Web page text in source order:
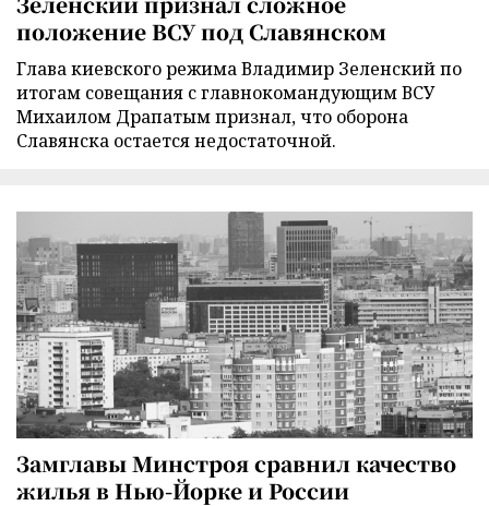
положение ВСУ под Славянском
Глава киевского режима Владимир Зеленский по
итогам совещания с главнокомандующим ВСУ
Михаилом Драпатым признал, что оборона
Славянска остается недостаточной.
Замглавы Минстроя сравнил качество
жилья в Нью-Йорке и России